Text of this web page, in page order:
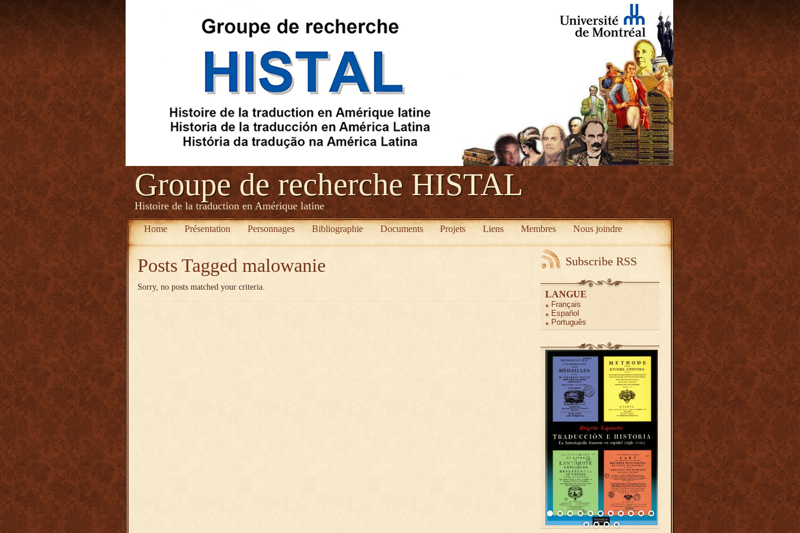
Groupe de recherche HISTAL
Histoire de la traduction en Amérique latine
Home Présentation Personnages Bibliographie Documents Projets Liens Membres Nous joindre
Posts Tagged malowanie
Sorry, no posts matched your criteria.
Subscribe RSS
LANGUE
Français
Español
Português